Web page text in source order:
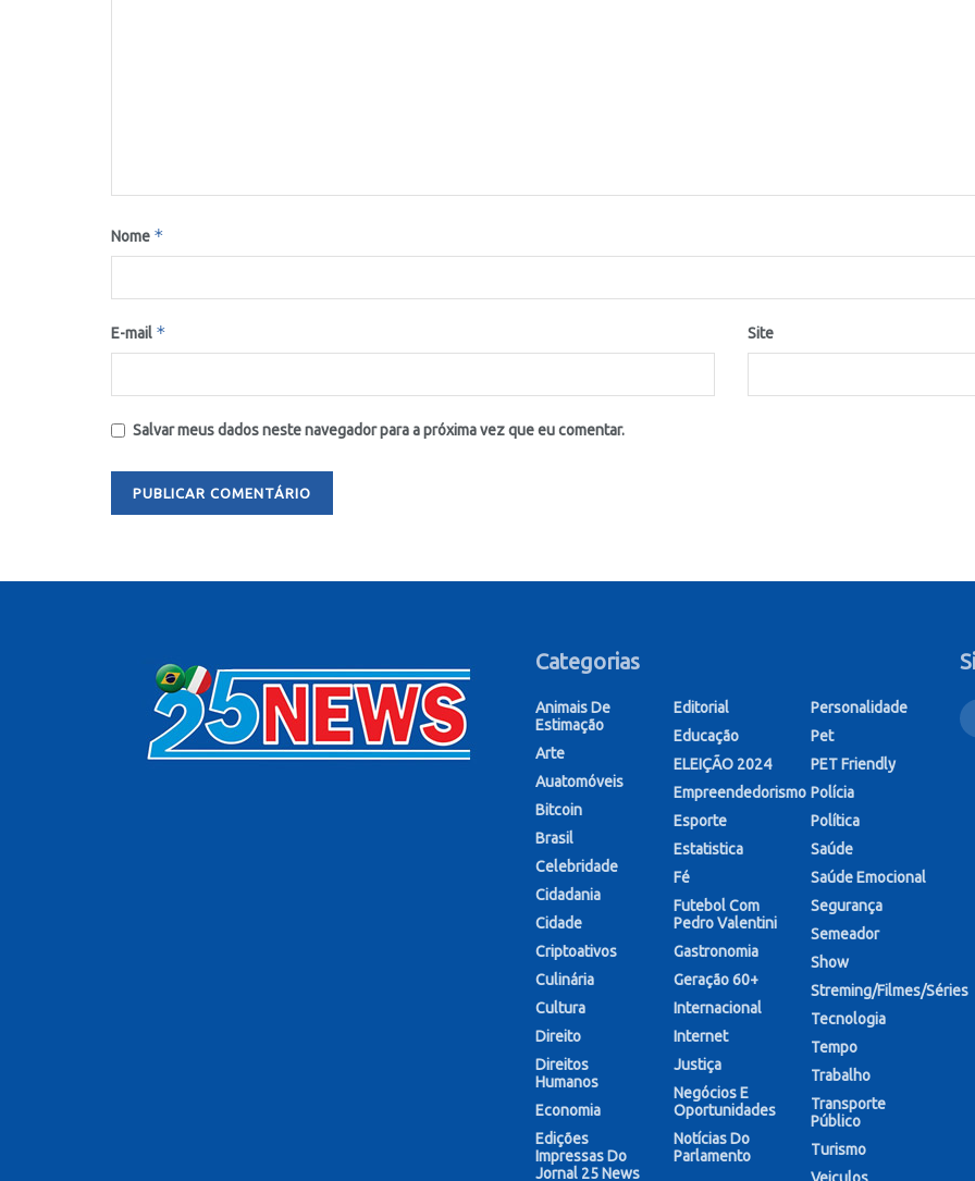
Nome *
E-mail * Site
Salvar meus dados neste navegador para a próxima vez que eu comentar.
Categorias
Animais De
Estimação
Arte
Auatomóveis
Bitcoin
Brasil
Celebridade
Cidadania
Cidade
Criptoativos
Culinária
Cultura
Direito
Direitos
Humanos
Economia
Edições
Impressas Do
Jornal 25 News
Editorial
Educação
ELEIÇÃO 2024
Empreendedorismo
Esporte
Estatistica
Fé
Futebol Com
Pedro Valentini
Gastronomia
Geração 60+
Internacional
Internet
Justiça
Negócios E
Oportunidades
Notícias Do
Parlamento
Personalidade
Pet
PET Friendly
Polícia
Política
Saúde
Saúde Emocional
Segurança
Semeador
Show
Streming/Filmes/Séries
Tecnologia
Tempo
Trabalho
Transporte
Público
Turismo